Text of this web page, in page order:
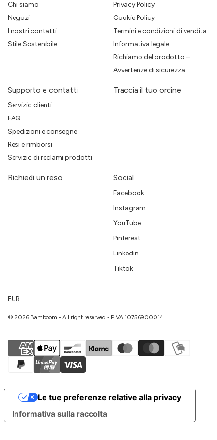
Chi siamo
Negozi
I nostri contatti
Stile Sostenibile
Privacy Policy
Cookie Policy
Termini e condizioni di vendita
Informativa legale
Richiamo del prodotto –
Avvertenze di sicurezza
Supporto e contatti
Servizio clienti
FAQ
Spedizioni e consegne
Resi e rimborsi
Servizio di reclami prodotti
Traccia il tuo ordine
Richiedi un reso Social
Facebook
Instagram
YouTube
Pinterest
Linkedin
Tiktok
EUR
© 2026 Bamboom - All right reserved - PIVA 10756900014
Informativa sulla raccolta
Le tue preferenze relative alla privacy